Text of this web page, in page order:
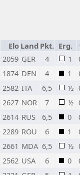
Elo Land Pkt. Erg.
2059 GER 4 1
1874 DEN 4 1
2582 ITA 6,5 ½
2627 NOR 7 ½
2614 RUS 6,5 0
2289 ROU 6 1
2661 MDA 6,5 ½
2562 USA 6 0